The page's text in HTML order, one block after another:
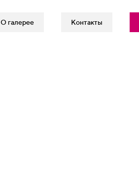
О галерее Контакты